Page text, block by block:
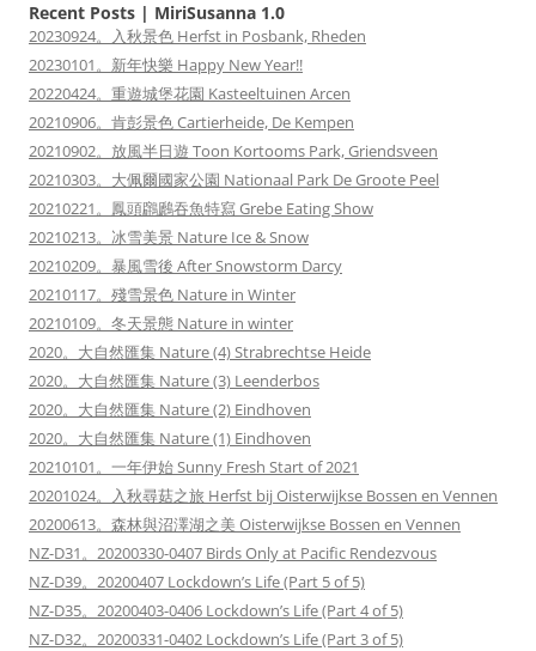
Recent Posts | MiriSusanna 1.0
20230924。入秋景色 Herfst in Posbank, Rheden
20230101。新年快樂 Happy New Year!!
20220424。重遊城堡花園 Kasteeltuinen Arcen
20210906。肯彭景色 Cartierheide, De Kempen
20210902。放風半日遊 Toon Kortooms Park, Griendsveen
20210303。大佩爾國家公園 Nationaal Park De Groote Peel
20210221。鳳頭鸊鷉吞魚特寫 Grebe Eating Show
20210213。冰雪美景 Nature Ice & Snow
20210209。暴風雪後 After Snowstorm Darcy
20210117。殘雪景色 Nature in Winter
20210109。冬天景態 Nature in winter
2020。大自然匯集 Nature (4) Strabrechtse Heide
2020。大自然匯集 Nature (3) Leenderbos
2020。大自然匯集 Nature (2) Eindhoven
2020。大自然匯集 Nature (1) Eindhoven
20210101。一年伊始 Sunny Fresh Start of 2021
20201024。入秋尋菇之旅 Herfst bij Oisterwijkse Bossen en Vennen
20200613。森林與沼澤湖之美 Oisterwijkse Bossen en Vennen
NZ-D31。20200330-0407 Birds Only at Pacific Rendezvous
NZ-D39。20200407 Lockdown’s Life (Part 5 of 5)
NZ-D35。20200403-0406 Lockdown’s Life (Part 4 of 5)
NZ-D32。20200331-0402 Lockdown’s Life (Part 3 of 5)